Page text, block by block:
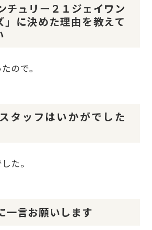
チュリー２１ジェイワン
」に決めた理由を教えて
ので。
タッフはいかがでした
た。
一言お願いします